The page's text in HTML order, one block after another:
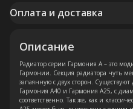
Оплата и доставка
Описание
Радиатор серии Гармония А – это
Гармонии. Секция радиатора чуть
запаянную с двух сторон.
Гармония А40 и Гармония А25, с
соответственно. Так же, как и